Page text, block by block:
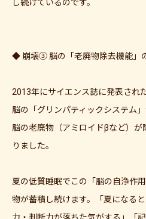
し続けているのです。
◆ 崩壊③ 脳の「老廃物除去機能」
2013年にサイエンス誌に発表され
脳の「グリンパティックシステム
脳の老廃物（アミロイドβなど）
りました。
夏の低質睡眠でこの「脳の自浄作
物が蓄積し続けます。「夏になる